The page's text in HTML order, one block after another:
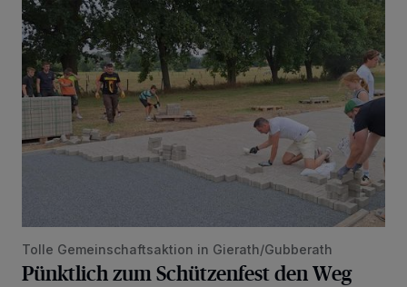
Pünktlich zum Schützenfest den Weg zum Festzelt
Tolle Gemeinschaftsaktion in Gierath/Gubberath
Pünktlich zum Schützenfest den Weg